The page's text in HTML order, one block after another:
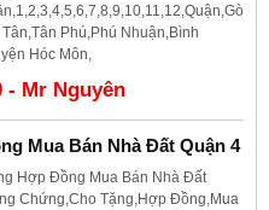
Phú,Phú Nhuận,Bình
Hóc Môn,
- Mr Nguyên
Mua Bán Nhà Đất Quận 4
Hợp Đồng Mua Bán Nhà Đất
Chứng,Cho Tặng,Hợp Đồng,Mua